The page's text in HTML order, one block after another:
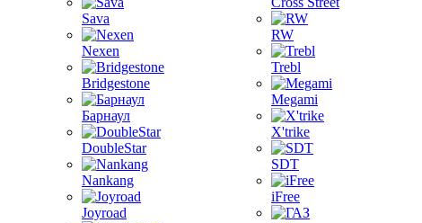
Sava
Nexen
Bridgestone
Барнаул
DoubleStar
Nankang
Joyroad
RW
Trebl
Megami
X'trike
SDT
iFree